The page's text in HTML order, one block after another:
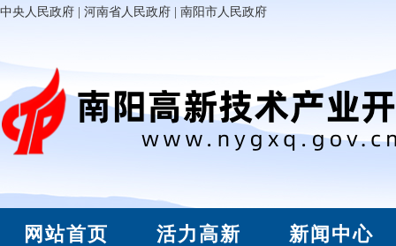
中央人民政府 河南省人民政府 南阳市人民政府
网站首页 活力高新 新闻中心